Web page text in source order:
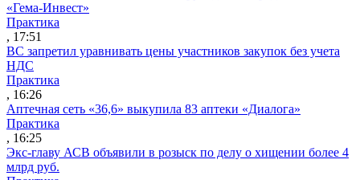
«Гема-Инвест»
Практика
, 17:51
ВС запретил уравнивать цены участников закупок без учета
НДС
Практика
, 16:26
Аптечная сеть «36,6» выкупила 83 аптеки «Диалога»
Практика
, 16:25
Экс-главу АСВ объявили в розыск по делу о хищении более 4
млрд руб.